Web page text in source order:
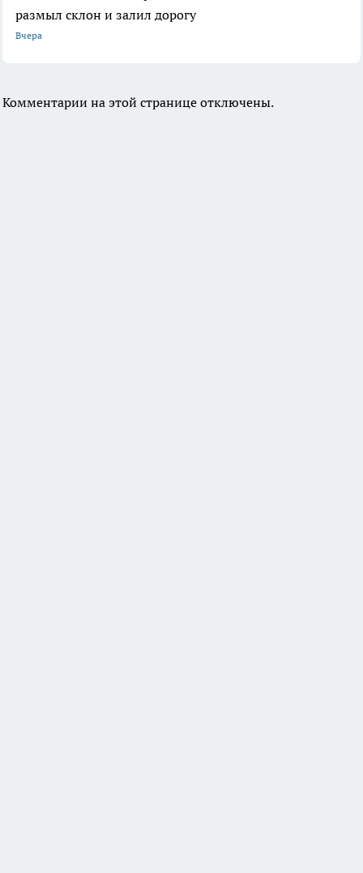
размыл склон и залил дорогу
Вчера
Комментарии на этой странице отключены.